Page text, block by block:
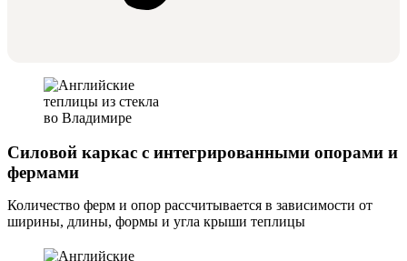
Силовой каркас с интегрированными опорами и
фермами
Количество ферм и опор рассчитывается в зависимости от
ширины, длины, формы и угла крыши теплицы